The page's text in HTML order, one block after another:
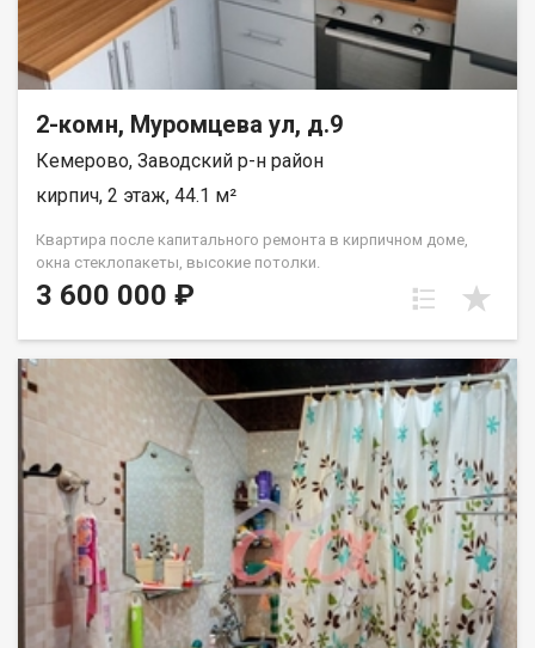
2-комн, Муромцева ул, д.9
Кемерово, Заводский р-н район
кирпич, 2 этаж, 44.1 м²
Квартира после капитального ремонта в кирпичном доме,
окна стеклопакеты, высокие потолки.
3 600 000 ₽